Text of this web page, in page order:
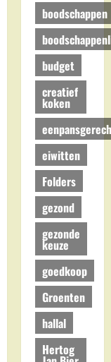
boodschappen
budget
creatief
koken
eiwitten
Folders
gezond
gezonde
keuze
goedkoop
Groenten
hallal
Hertog